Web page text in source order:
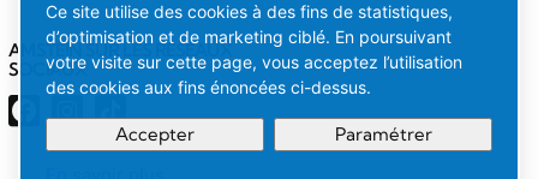
AMSTEIN SUR LES RÉSEAUX
SOCIAUX
Ce site utilise des cookies à des fins de statistiques,
d’optimisation et de marketing ciblé. En poursuivant
votre visite sur cette page, vous acceptez l’utilisation
des cookies aux fins énoncées ci-dessus.
Accepter Paramétrer